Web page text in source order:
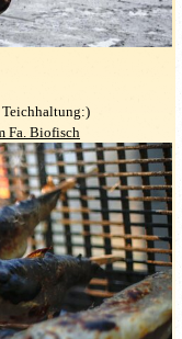
Teichhaltung:)
Fa. Biofisch